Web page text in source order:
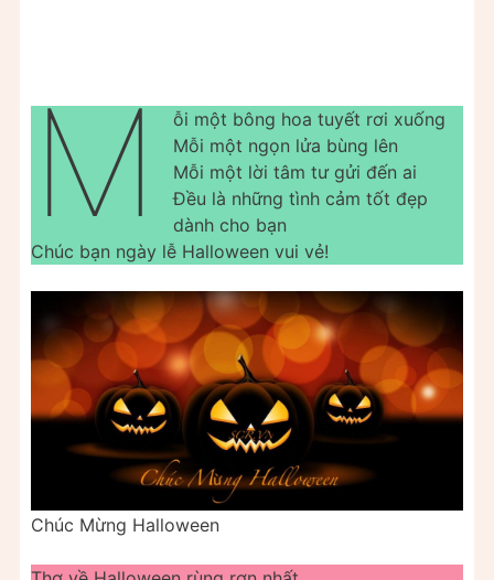
M
ỗi một bông hoa tuyết rơi xuống
Mỗi một ngọn lửa bùng lên
Mỗi một lời tâm tư gửi đến ai
Đều là những tình cảm tốt đẹp
dành cho bạn
Chúc bạn ngày lễ Halloween vui vẻ!
Chúc Mừng Halloween